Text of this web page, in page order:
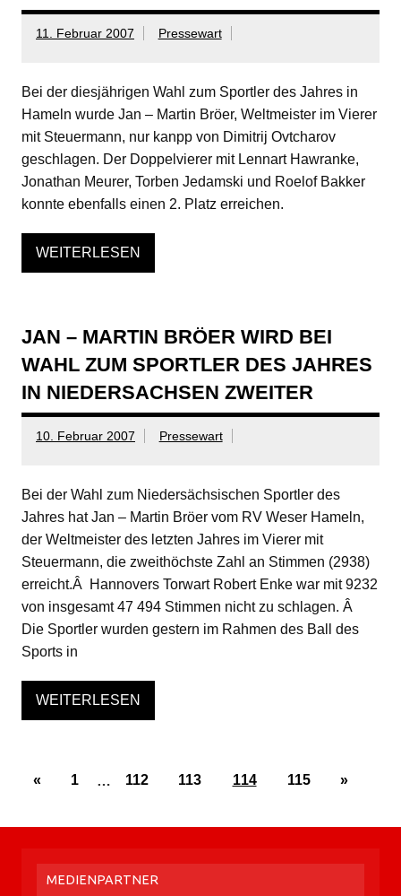
11. Februar 2007 Pressewart
Bei der diesjährigen Wahl zum Sportler des Jahres in
Hameln wurde Jan – Martin Bröer, Weltmeister im Vierer
mit Steuermann, nur kanpp von Dimitrij Ovtcharov
geschlagen. Der Doppelvierer mit Lennart Hawranke,
Jonathan Meurer, Torben Jedamski und Roelof Bakker
konnte ebenfalls einen 2. Platz erreichen.
WEITERLESEN
JAN – MARTIN BRÖER WIRD BEI
WAHL ZUM SPORTLER DES JAHRES
IN NIEDERSACHSEN ZWEITER
10. Februar 2007 Pressewart
Bei der Wahl zum Niedersächsischen Sportler des
Jahres hat Jan – Martin Bröer vom RV Weser Hameln,
der Weltmeister des letzten Jahres im Vierer mit
Steuermann, die zweithöchste Zahl an Stimmen (2938)
erreicht.Â Hannovers Torwart Robert Enke war mit 9232
von insgesamt 47 494 Stimmen nicht zu schlagen. Â
Die Sportler wurden gestern im Rahmen des Ball des
Sports in
WEITERLESEN
« 1 112 113 114 115 »
MEDIENPARTNER